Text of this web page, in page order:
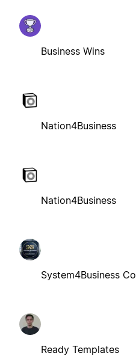
Business Wins
Nation4Business
Nation4Business
System4Business Co
Ready Templates